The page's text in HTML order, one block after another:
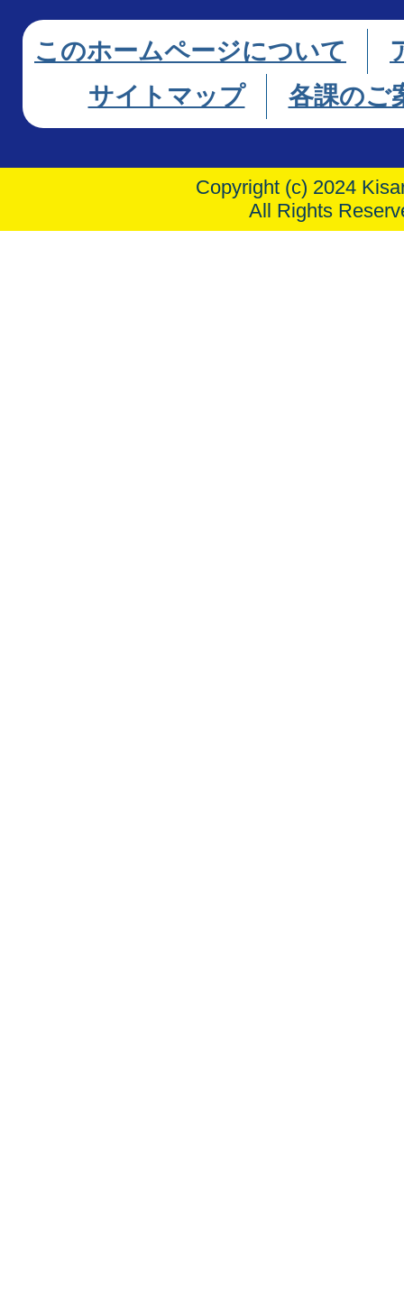
このホームページについて
サイトマップ
各課のご
Copyright (c) 2024
All Rights